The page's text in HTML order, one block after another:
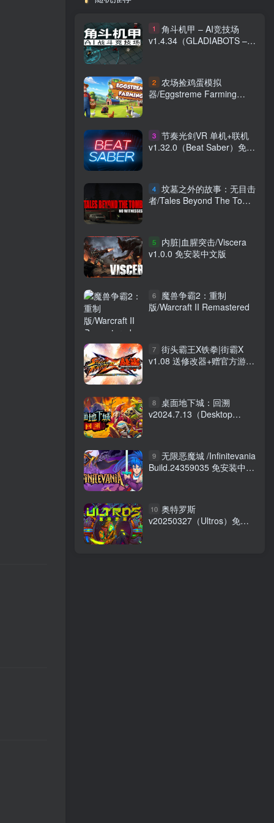
1
角斗机甲 – AI竞技场
v1.4.34（GLADIABOTS –
2
农场捡鸡蛋模拟
器‌/Eggstreme Farming
3 节奏光剑VR 单机+联机
v1.32.0（Beat Saber）免安
4 坟墓之外的故事：无目击
者/Tales Beyond The Tomb
5
内脏|血腥突击/Viscera
v1.0.0 免安装中文版
6
魔兽争霸2：重制
版/Warcraft II Remastered
7 街头霸王X铁拳|街霸X
v1.08 送修改器+赠官方游戏
8 桌面地下城：回溯
v2024.7.13（Desktop
9 无限恶魔城 /Infinitevania
Build.24359035 免安装中文
10 奥特罗斯
v20250327（Ultros）免安